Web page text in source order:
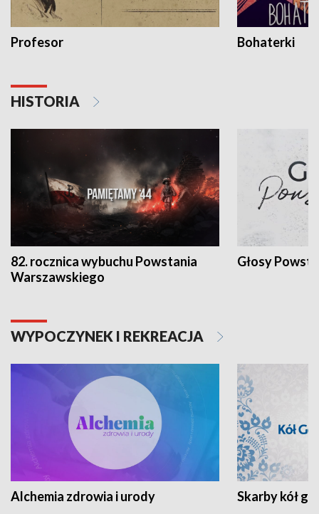
Profesor Bohaterki
HISTORIA
82. rocznica wybuchu Powstania
Warszawskiego
Głosy
WYPOCZYNEK I REKREACJA
Alchemia zdrowia i urody Skarby kół